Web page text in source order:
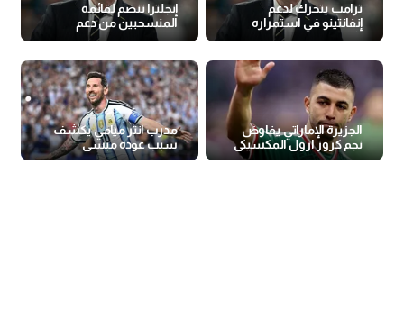
ترامب يتحرك لدعم
إنفانتينو في استمراره
رئيسًا للفيفا
إنجلترا تنضم لقائمة
المنسحبين من دعم
إنفانتينو
الجزيرة الإماراتي يفاوض
نجم كروز ازول المكسيكي
مدرب انتر ميامي يكشف
سبب عودة ميسي